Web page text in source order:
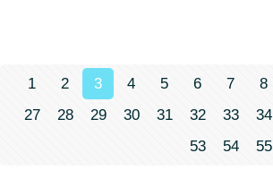
1 2 3 4 5 6 7 8
27
28 29 30 31 32 33 34
53
54 55